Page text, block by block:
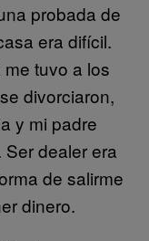
probada de
era difícil.
tuvo a los
divorciaron,
y mi padre
dealer era
de salirme
dinero.